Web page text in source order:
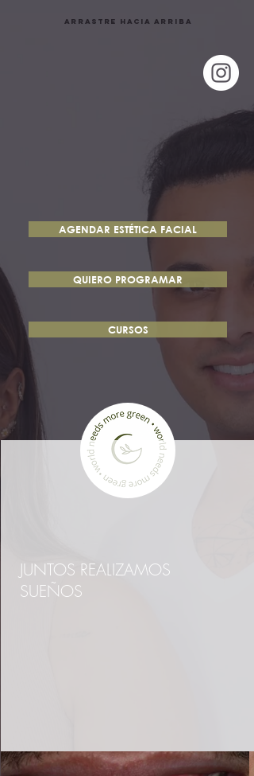
arrastre hacia arriba
QUIERO PROGRAMAR
AGENDAR ESTÉTICA FACIAL
CURSOS
JUNTOS REALIZAMOS
SUEÑOS